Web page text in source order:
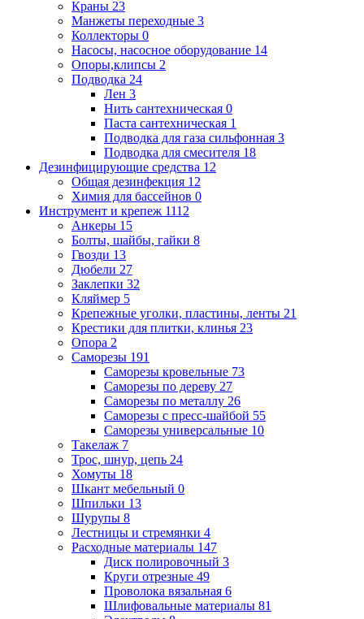
Краны 23
Манжеты переходные 3
Коллекторы 0
Насосы, насосное оборудование 14
Опоры,клипсы 2
Подводка 24
Лен 3
Нить сантехническая 0
Паста сантехническая 1
Подводка для газа сильфонная 3
Подводка для смесителя 18
Дезинфицирующие средства 12
Общая дезинфекция 12
Химия для бассейнов 0
Инструмент и крепеж 1112
Анкеры 15
Болты, шайбы, гайки 8
Гвозди 13
Дюбели 27
Заклепки 32
Кляймер 5
Крепежные уголки, пластины, ленты 21
Крестики для плитки, клинья 23
Опора 2
Саморезы 191
Саморезы кровельные 73
Саморезы по дереву 27
Саморезы по металлу 26
Саморезы с пресс-шайбой 55
Саморезы универсальные 10
Такелаж 7
Трос, шнур, цепь 24
Хомуты 18
Шкант мебельный 0
Шпильки 13
Шурупы 8
Лестницы и стремянки 4
Расходные материалы 147
Диск полировочный 3
Круги отрезные 49
Проволока вязальная 6
Шлифовальные материалы 81